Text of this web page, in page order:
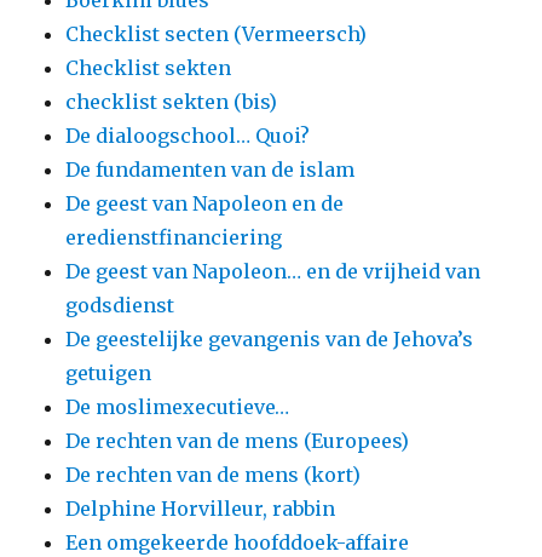
Checklist secten (Vermeersch)
Checklist sekten
checklist sekten (bis)
De dialoogschool… Quoi?
De fundamenten van de islam
De geest van Napoleon en de
eredienstfinanciering
De geest van Napoleon… en de vrijheid van
godsdienst
De geestelijke gevangenis van de Jehova’s
getuigen
De moslimexecutieve…
De rechten van de mens (Europees)
De rechten van de mens (kort)
Delphine Horvilleur, rabbin
Een omgekeerde hoofddoek-affaire